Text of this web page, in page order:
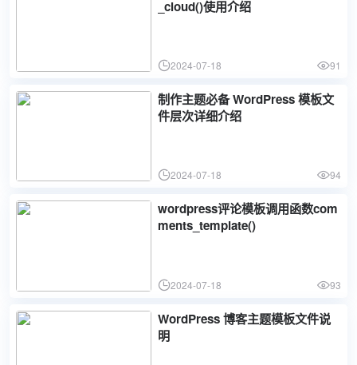
_cloud()使用介绍
2024-07-18 91
制作主题必备 WordPress 模板文
件层次详细介绍
2024-07-18 94
wordpress评论模板调用函数com
ments_template()
2024-07-18 93
WordPress 博客主题模板文件说
明